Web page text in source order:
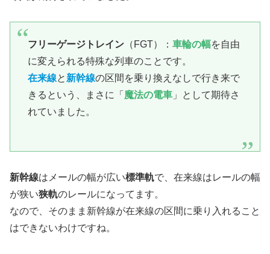
フリーゲージトレイン（FGT）： 車輪の幅を自由
に変えられる特殊な列車のことです。
在来線と 新幹線の区間を乗り換えなしで行き来で
きるという、まさに「 魔法の電車」として期待さ
れていました。
新幹線はメールの幅が広い標準軌で、在来線はレールの幅
が狭い狭軌のレールになってます。
なので、そのまま新幹線が在来線の区間に乗り入れること
はできないわけですね。